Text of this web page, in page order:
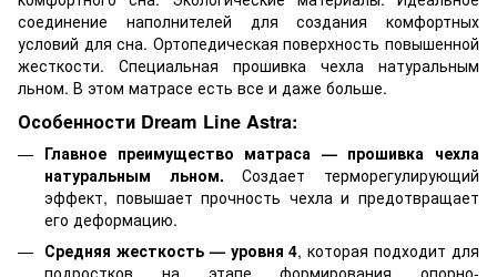
соединение наполнителей для создания комфортных
условий для сна. Ортопедическая поверхность повышенной
жесткости. Специальная прошивка чехла натуральным
льном. В этом матрасе есть все и даже больше.
Особенности Dream Line Astra:
Главное преимущество матраса — прошивка чехла
натуральным льном.Создает терморегулирующий
эффект, повышает прочность чехла и предотвращает
его деформацию.
Средняя жесткость — уровня 4, которая подходит для